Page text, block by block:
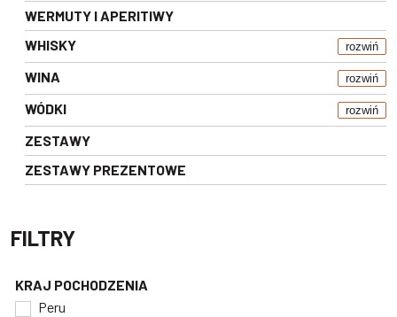
WERMUTY I APERITIWY
WHISKY
rozwiń
WINA rozwiń
WÓDKI rozwiń
ZESTAWY
ZESTAWY PREZENTOWE
FILTRY
KRAJ POCHODZENIA
Peru